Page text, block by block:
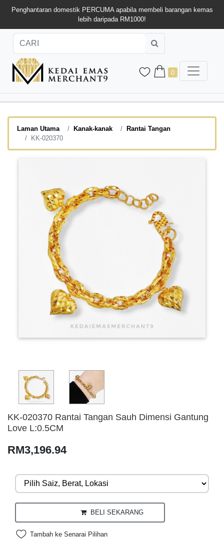
Penghantaran domestik PERCUMA apabila membeli barangan kemas
lebih daripada RM1000!
0
Laman Utama Kanak-kanak
Rantai Tangan
KK-020370
KK-020370 Rantai Tangan Sauh Dimensi Gantung
Love L:0.5CM
RM3,196.94
BELI SEKARANG
Tambah ke Senarai Pilihan